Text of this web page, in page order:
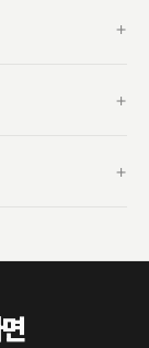
+
+
+